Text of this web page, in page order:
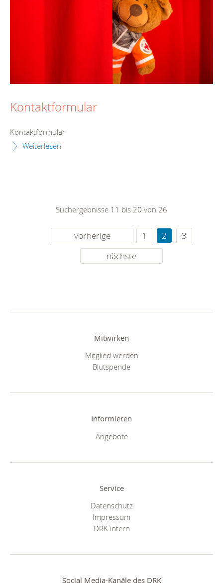
Kontaktformular
Kontaktformular
Weiterlesen
Suchergebnisse 11 bis 20 von 26
vorherige 1 2
3
nächste
Mitwirken
Mitglied werden
Blutspende
Informieren
Angebote
Service
Datenschutz
Impressum
DRK intern
Social Media-Kanäle des DRK